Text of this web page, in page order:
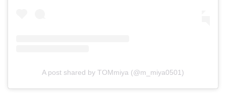
A post shared by TOMmiya (@m_miya0501)